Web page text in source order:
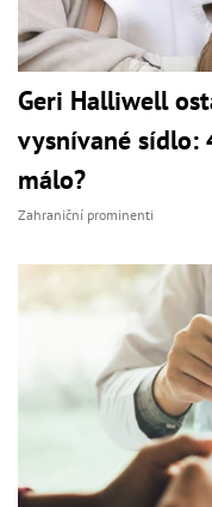
Geri Halliwell
vysnívané
málo?
Zahraniční prominenti